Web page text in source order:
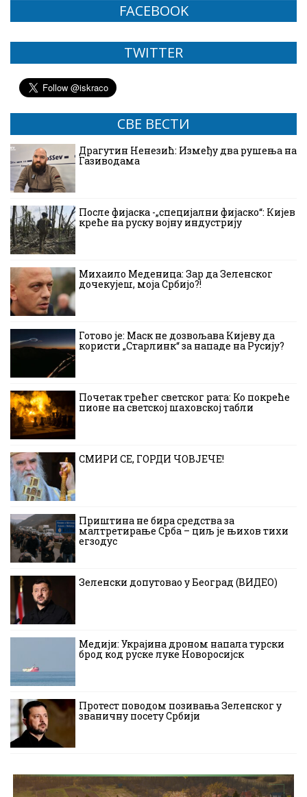
FACEBOOK
TWITTER
СВЕ ВЕСТИ
Драгутин Ненезић: Између два рушења на
Газиводама
После фијаска -„специјални фијаско“: Кијев
креће на руску војну индустрију
Михаило Меденица: Зар да Зеленског
дочекујеш, моја Србијо?!
Готово је: Маск не дозвољава Кијеву да
користи „Старлинк“ за нападе на Русију?
Почетак трећег светског рата: Ко покреће
пионе на светској шаховској табли
СМИРИ СЕ, ГОРДИ ЧОВЈЕЧЕ!
Приштина не бира средства за
малтретирање Срба – циљ је њихов тихи
егзодус
Зеленски допутовао у Београд (ВИДЕО)
Медији: Украјина дроном напала турски
брод код руске луке Новоросијск
Протест поводом позивања Зеленског у
званичну посету Србији